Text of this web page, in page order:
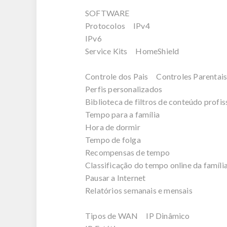
SOFTWARE
Protocolos IPv4
IPv6
Service Kits HomeShield
Controle dos Pais Controles
Perfis personalizados
Biblioteca de filtros de conteúdo
Tempo para a família
Hora de dormir
Tempo de folga
Recompensas de tempo
Classificação do tempo online da família
Pausar a Internet
Relatórios semanais e mensais
Tipos de WAN IP Dinâmico